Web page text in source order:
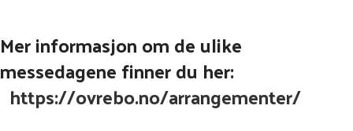
Mer informasjon om de ulike
messedagene finner du her:
https://ovrebo.no/arrangementer/